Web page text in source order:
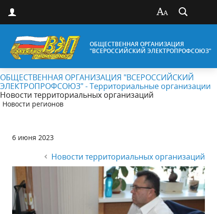
ОБЩЕСТВЕННАЯ ОРГАНИЗАЦИЯ
"ВСЕРОССИЙСКИЙ ЭЛЕКТРОПРОФСОЮЗ"
ОБЩЕСТВЕННАЯ ОРГАНИЗАЦИЯ "ВСЕРОССИЙСКИЙ
ЭЛЕКТРОПРОФСОЮЗ" - Территориальные организации
Новости территориальных организаций
Новости регионов
6 июня 2023
Новости территориальных организаций